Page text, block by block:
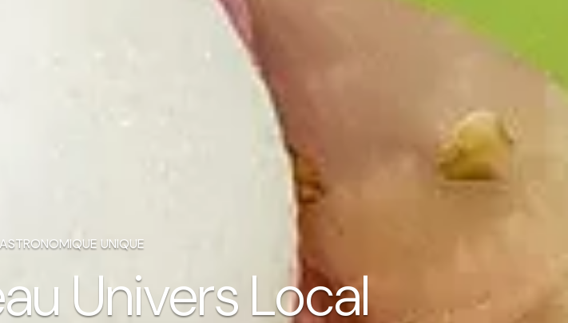
UNIQUE
Univers Local